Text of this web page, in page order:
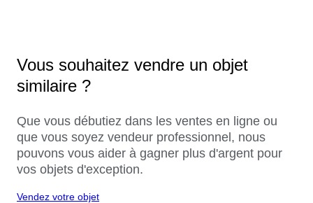
Vous souhaitez vendre un objet
similaire ?
Que vous débutiez dans les ventes en ligne ou
que vous soyez vendeur professionnel, nous
pouvons vous aider à gagner plus d'argent pour
vos objets d'exception.
Vendez votre objet